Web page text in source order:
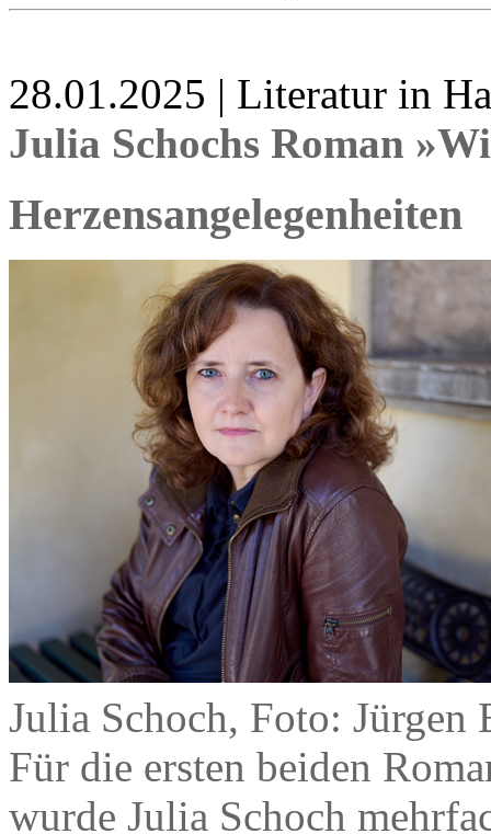
28.01.2025 | Literatur in
Julia Schochs Roman
Herzensangelegenheiten
Julia Schoch, Foto: Jürgen
Für die ersten beiden
wurde Julia Schoch